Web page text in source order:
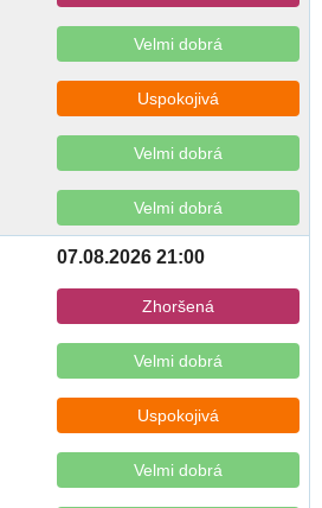
Velmi dobrá
Uspokojivá
Velmi dobrá
Velmi dobrá
07.08.2026 21:00
Zhoršená
Velmi dobrá
Uspokojivá
Velmi dobrá